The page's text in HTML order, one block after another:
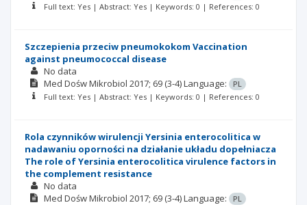
Full text: Yes | Abstract: Yes | Keywords: 0 | References: 0
Szczepienia przeciw pneumokokom Vaccination
against pneumococcal disease
No data
Med Dośw Mikrobiol 2017; 69 (3-4)Language:
PL
Full text: Yes | Abstract: Yes | Keywords: 0 | References: 0
Rola czynników wirulencji Yersinia enterocolitica w
nadawaniu oporności na działanie układu dopełniacza
The role of Yersinia enterocolitica virulence factors in
the complement resistance
No data
Med Dośw Mikrobiol 2017; 69 (3-4)Language:
PL